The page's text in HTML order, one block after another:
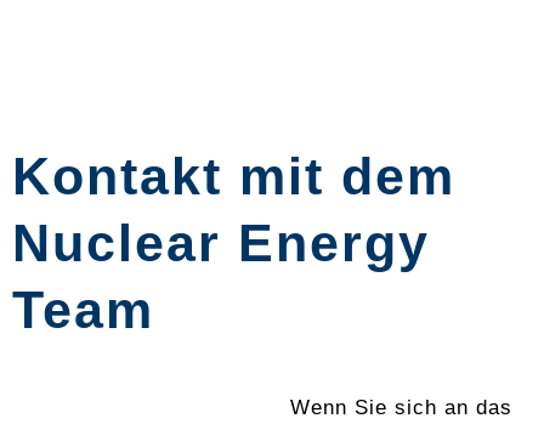
Kontakt mit dem
Nuclear Energy
Team
Wenn Sie sich an das